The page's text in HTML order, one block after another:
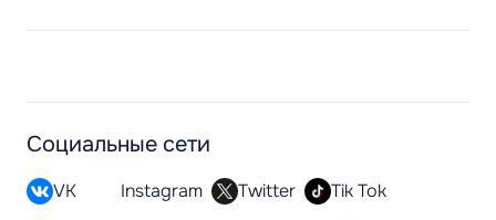
Социальные сети
VK Instagram Twitter
Tik Tok